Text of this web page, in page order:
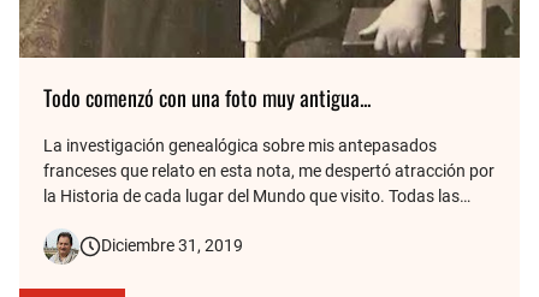
Todo comenzó con una foto muy antigua...
La investigación genealógica sobre mis antepasados
franceses que relato en esta nota, me despertó atracción por
la Historia de cada lugar del Mundo que visito. Todas las
trata este blog. Aquí cuento cómo la vieja foto de mis
Diciembre 31, 2019